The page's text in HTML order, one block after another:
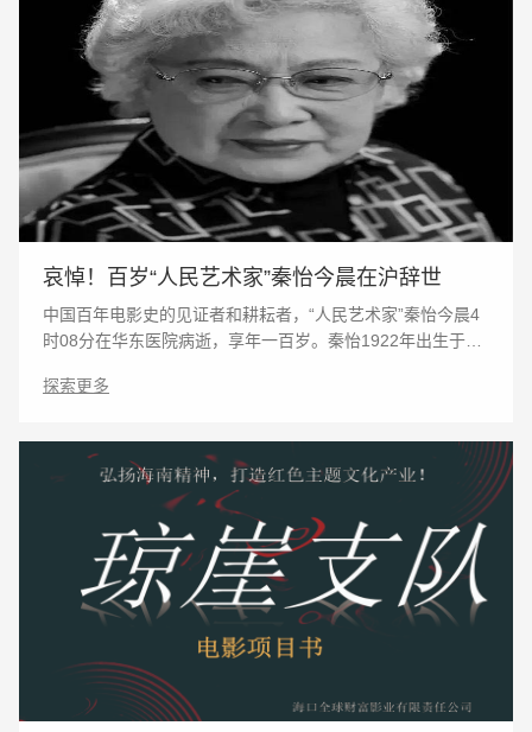
哀悼！百岁“人民艺术家”秦怡今晨在沪辞世
中国百年电影史的见证者和耕耘者，“人民艺术家”秦怡今晨4
时08分在华东医院病逝，享年一百岁。秦怡1922年出生于上
开》中性格坚毅的马兰、《篮球5号》中饱受苦难
探索更多